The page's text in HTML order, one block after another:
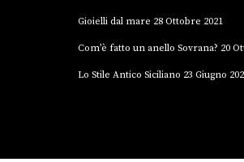
Gioielli dal mare 28 Ottobre 2021
Com’è fatto un anello Sovrana? 20
Lo Stile Antico Siciliano 23 Giugno